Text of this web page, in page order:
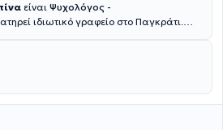
είναι Ψυχολόγος -
ιδιωτικό γραφείο στο Παγκράτι.
Αθηνών και έχει μετεκπαιδευτεί
στο Ερευνητικό Πανεπιστημιακό
στο Αιγινήτειο Νοσοκομείο. Ακολούθησε
Ψυχοθεραπευτική(CBT) προσέγγιση,
Διανύει τον τελευταίο χρόνο των